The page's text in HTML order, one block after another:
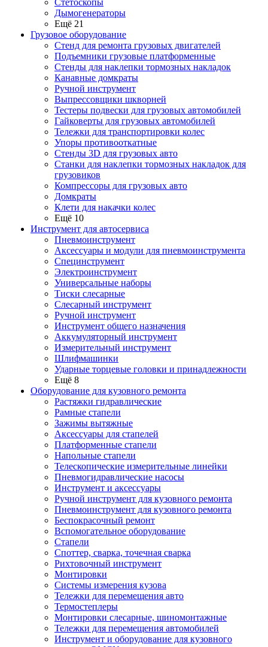
Стетоскопы
Дымогенераторы
Ещё 21
Грузовое оборудование
Стенд для ремонта грузовых двигателей
Подъемники грузовые платформенные
Стенды для наклепки тормозных накладок
Канавные домкраты
Ручной инструмент
Выпрессовщики шкворней
Тестеры подвески для грузовых автомобилей
Гайковерты для грузовых автомобилей
Тележки для транспортировки колес
Упоры противооткатные
Стенды 3D для грузовых авто
Станки для наклепки тормозных накладок для
грузовиков
Компрессоры для грузовых авто
Домкраты
Клети для накачки колес
Ещё 10
Инструмент для автосервиса
Пневмоинструмент
Аксессуары и модули для пневмоинструмента
Специнструмент
Электроинструмент
Универсальные наборы
Тиски слесарные
Слесарный инструмент
Ручной инструмент
Инструмент общего назначения
Аккумуляторный инструмент
Измерительный инструмент
Шлифмашинки
Ударные торцевые головки и принадлежности
Ещё 8
Оборудование для кузовного ремонта
Растяжки гидравлические
Рамные стапели
Зажимы вытяжные
Аксессуары для стапелей
Платформенные стапели
Напольные стапели
Телескопические измерительные линейки
Пневмогидравлические насосы
Инструмент и аксессуары
Ручной инструмент для кузовного ремонта
Пневмоинструмент для кузовного ремонта
Беспокрасочный ремонт
Вспомогательное оборудование
Стапели
Споттер, сварка, точечная сварка
Рихтовочный инструмент
Монтировки
Системы измерения кузова
Тележки для перемещения авто
Термостеплеры
Монтировки слесарные, шиномонтажные
Тележки для перемещения автомобилей
Инструмент и оборудование для кузовного